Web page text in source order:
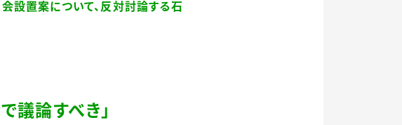
設置案について、反対討論する石
議論すべき」